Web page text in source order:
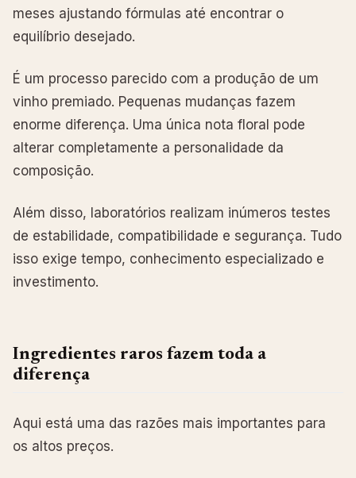
meses ajustando fórmulas até encontrar o
equilíbrio desejado.
É um processo parecido com a produção de um
vinho premiado. Pequenas mudanças fazem
enorme diferença. Uma única nota floral pode
alterar completamente a personalidade da
composição.
Além disso, laboratórios realizam inúmeros testes
de estabilidade, compatibilidade e segurança. Tudo
isso exige tempo, conhecimento especializado e
investimento.
Ingredientes raros fazem toda a
diferença
Aqui está uma das razões mais importantes para
os altos preços.